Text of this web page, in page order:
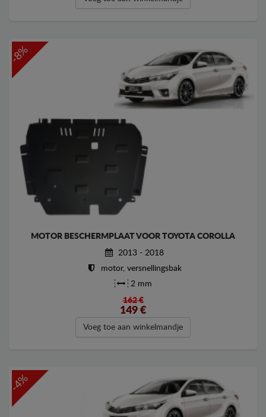
-8%
MOTOR BESCHERMPLAAT VOOR TOYOTA COROLLA
2013 - 2018
motor, versnellingsbak
2 mm
162 €
149 €
Voeg toe aan winkelmandje
-4%